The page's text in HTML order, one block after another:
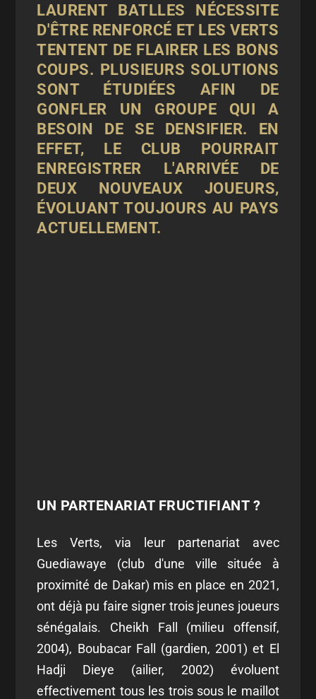
LAURENT BATLLES NÉCESSITE
D'ÊTRE RENFORCÉ ET LES VERTS
TENTENT DE FLAIRER LES BONS
COUPS. PLUSIEURS SOLUTIONS
SONT ÉTUDIÉES AFIN DE
GONFLER UN GROUPE QUI A
BESOIN DE SE DENSIFIER. EN
EFFET, LE CLUB POURRAIT
ENREGISTRER L'ARRIVÉE DE
DEUX NOUVEAUX JOUEURS,
ÉVOLUANT TOUJOURS AU PAYS
ACTUELLEMENT.
UN PARTENARIAT FRUCTIFIANT ?
Les Verts, via leur partenariat avec
Guediawaye (club d'une ville située à
proximité de Dakar) mis en place en 2021,
ont déjà pu faire signer trois jeunes joueurs
sénégalais. Cheikh Fall (milieu offensif,
2004), Boubacar Fall (gardien, 2001) et El
Hadji Dieye (ailier, 2002) évoluent
effectivement tous les trois sous le maillot